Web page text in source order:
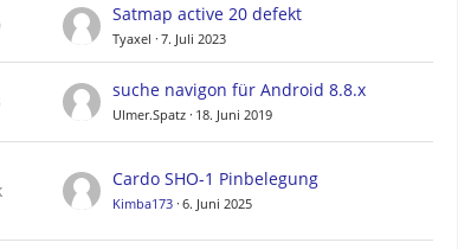
Satmap active 20 defekt
Tyaxel 7. Juli 2023
suche navigon für Android 8.8.x
Ulmer.Spatz 18. Juni 2019
Cardo SHO-1 Pinbelegung
Kimba173 6. Juni 2025